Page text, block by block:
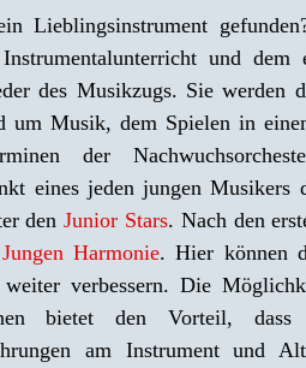
Lieblingsinstrument
und dem
des Musikzugs. Sie werden
um Musik, dem Spielen in
der
eines jeden jungen Musikers
denJunior Stars. Nach den
Jungen Harmonie. Hier können
weiter verbessern. Die
bietet den Vorteil, dass
am Instrument und